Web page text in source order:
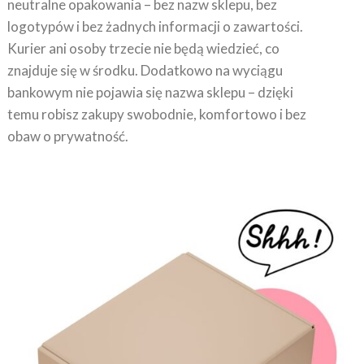
logotypów i bez żadnych informacji o zawartości.
Kurier ani osoby trzecie nie będą wiedzieć, co
znajduje się w środku. Dodatkowo na wyciągu
bankowym nie pojawia się nazwa sklepu – dzięki
temu robisz zakupy swobodnie, komfortowo i bez
obaw o prywatność.